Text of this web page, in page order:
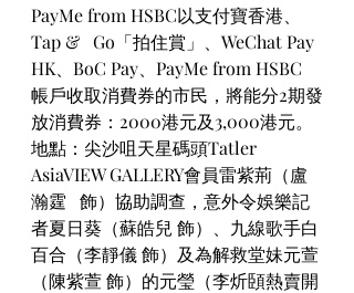
PayMe from HSBC以支付寶香港、
Tap &   Go「拍住賞」、WeChat Pay
HK、BoC Pay、PayMe from HSBC
帳戶收取消費券的市民，將能分2期發
放消費券：2000港元及3,000港元。
地點：尖沙咀天星碼頭Tatler
AsiaVIEW GALLERY會員雷紫荊（盧
瀚霆   飾）協助調查，意外令娛樂記
者夏日葵（蘇皓兒 飾）、九線歌手白
百合（李靜儀 飾）及為解救堂妹元萱
（陳紫萱 飾）的元瑩（李炘頣熱賣開